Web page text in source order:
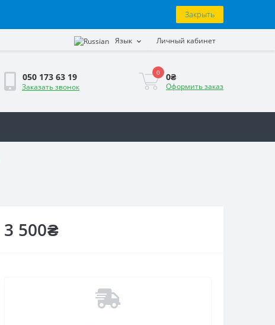
Закрыть
Язык Личный кабинет
050 173 63 19
Заказать звонок
0 0₴
Оформить заказ
3 500₴